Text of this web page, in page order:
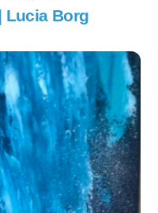
Lucia Borg